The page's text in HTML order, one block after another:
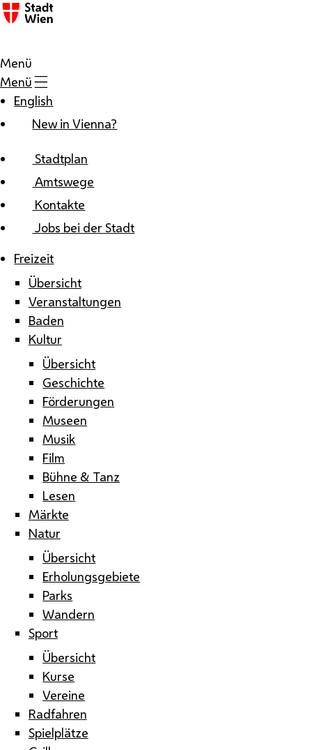
Zum Inhalt
Menü
Menü
English
New in Vienna?
Stadtplan
Amtswege
Kontakte
Jobs bei der Stadt
Freizeit
Übersicht
Veranstaltungen
Baden
Kultur
Übersicht
Geschichte
Förderungen
Museen
Musik
Film
Bühne & Tanz
Lesen
Märkte
Natur
Übersicht
Erholungsgebiete
Parks
Wandern
Sport
Übersicht
Kurse
Vereine
Radfahren
Spielplätze